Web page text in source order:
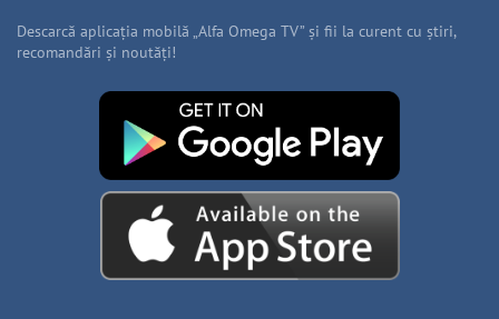
Descarcă aplicația mobilă „Alfa Omega TV” și fii la curent cu știri,
recomandări și noutăți!